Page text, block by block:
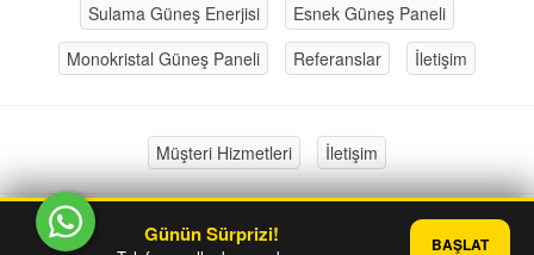
Sulama Güneş Enerjisi
Esnek Güneş Paneli
Monokristal Güneş Paneli
Referanslar İletişim
Müşteri Hizmetleri İletişim
PlatinMarket®E-Ticaret Sistemi
Günün Sürprizi! BAŞLAT